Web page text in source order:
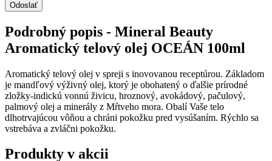
Podrobný popis - Mineral Beauty
Aromatický telový olej OCEÁN 100ml
Aromatický telový olej v spreji s inovovanou receptúrou. Základom
je mandľový výživný olej, ktorý je obohatený o ďalšie prírodné
zložky-indickú vonnú živicu, hroznový, avokádový, pačulový,
palmový olej a minerály z Mŕtveho mora. Obalí Vaše telo
dlhotrvajúcou vôňou a chráni pokožku pred vysúšaním. Rýchlo sa
vstrebáva a zvláčni pokožku.
Produkty v akcii